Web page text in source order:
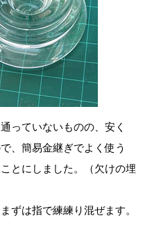
っていないものの、安く
、簡易金継ぎでよく使う
とにしました。（欠けの埋
ずは指で練練り混ぜます。